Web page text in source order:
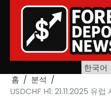
홈
분석
USDCHF H1: 21.11.2025 유